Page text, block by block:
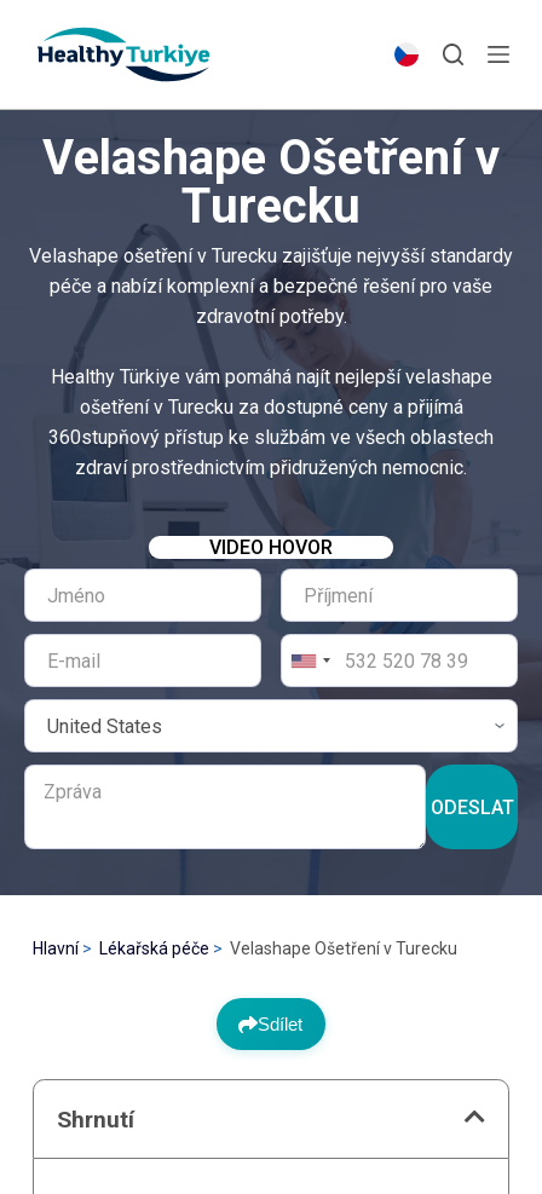
p
Velashape Ošetření v
Turecku
Velashape ošetření v Turecku zajišťuje nejvyšší standardy
péče a nabízí komplexní a bezpečné řešení pro vaše
zdravotní potřeby.
Healthy Türkiye vám pomáhá najít nejlepší velashape
ošetření v Turecku za dostupné ceny a přijímá
360stupňový přístup ke službám ve všech oblastech
zdraví prostřednictvím přidružených nemocnic.
VIDEO HOVOR
ODESLAT
Hlavní Lékařská péče Velashape Ošetření v Turecku
Sdílet
Shrnutí